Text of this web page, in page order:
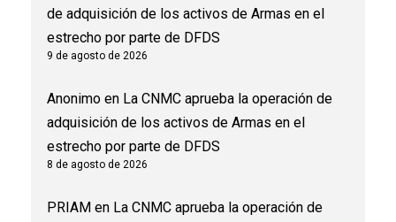
de adquisición de los activos de Armas en el
estrecho por parte de DFDS
9 de agosto de 2026
Anonimo en La CNMC aprueba la operación de
adquisición de los activos de Armas en el
estrecho por parte de DFDS
8 de agosto de 2026
PRIAM en La CNMC aprueba la operación de